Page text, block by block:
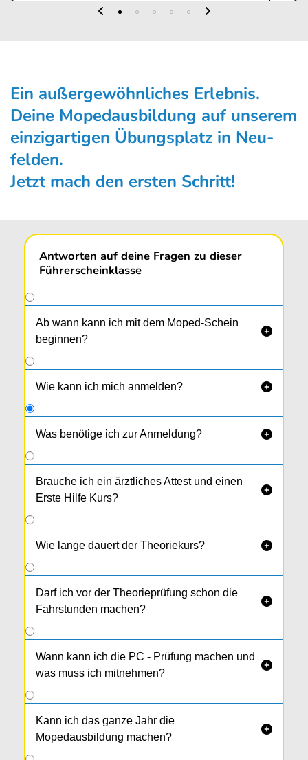
Ein außergewöhnliches Erleb­nis.
Deine Moped­aus­bildung auf unserem
einzig­artigen Übungs­platz in Neu­
felden.
Jetzt mach den ersten Schritt!
Antworten auf deine Fragen zu dieser
Führerscheinklasse
Ab wann kann ich mit dem Moped-Schein
beginnen?

Wie kann ich mich anmelden? 
Was benötige ich zur Anmeldung? 
Du brauchst:
deinen Reisepass oder Personal­ausweis
1 Passfotos (kein Klebefoto)
Brauche ich ein ärztliches Attest und einen
Erste Hilfe Kurs?

Wie lange dauert der Theoriekurs? 
Darf ich vor der Theorieprüfung schon die
Fahrstunden machen?

Wann kann ich die PC - Prüfung machen und
was muss ich mitnehmen?

Kann ich das ganze Jahr die
Mopedausbildung machen?
